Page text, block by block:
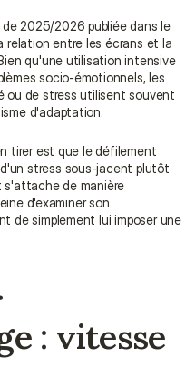
Une étude longitudinale marquante de 2025/2026 publiée dans le
relation entre les écrans et la
qu'une utilisation intensive
socio-émotionnels, les
de stress utilisent souvent
d'adaptation.
tirer est que le défilement
stress sous-jacent plutôt
s'attache de manière
d'examiner son
de simplement lui imposer une
: vitesse